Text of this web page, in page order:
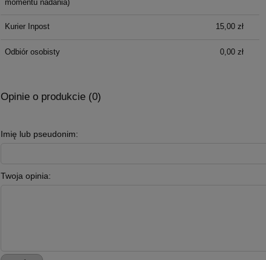
momentu nadania)
Kurier Inpost 15,00 zł
Odbiór osobisty 0,00 zł
Opinie o produkcie (0)
Imię lub pseudonim:
Twoja opinia: